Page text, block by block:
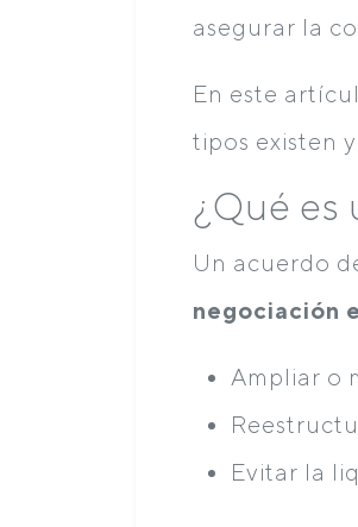
asegurar la
En este
tipos existen
¿Qué
Un acuerdo
negociación
Ampliar o
Evitar la